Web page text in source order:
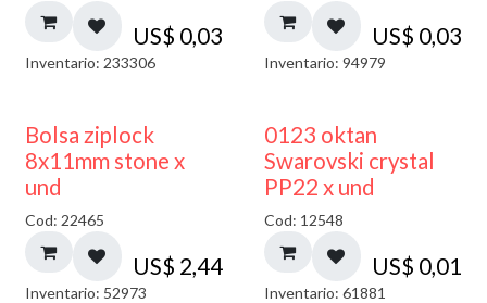
US$ 0,03
Inventario: 233306
US$ 0,03
Inventario: 94979
¡NUEVO!
Bolsa ziplock
8x11mm stone x
und
Cod: 22465
US$ 2,44
Inventario: 52973
0123 oktan
Swarovski crystal
PP22 x und
Cod: 12548
US$ 0,01
Inventario: 61881